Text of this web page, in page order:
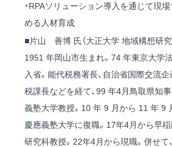
・RPAソリューション導入を通じて現
める人材育成
■片山 善博 氏（大正大学 地域構想研究
1951 年岡山市生まれ。74 年東京大学
入省。能代税務署長、自治省国際交流
税課長などを経て、99 年4月鳥取県知
義塾大学教授。10 年 9 月から 11 年 9
慶應義塾大学に復職。17年4月から早
研究科教授。22年4月から現職。併せて